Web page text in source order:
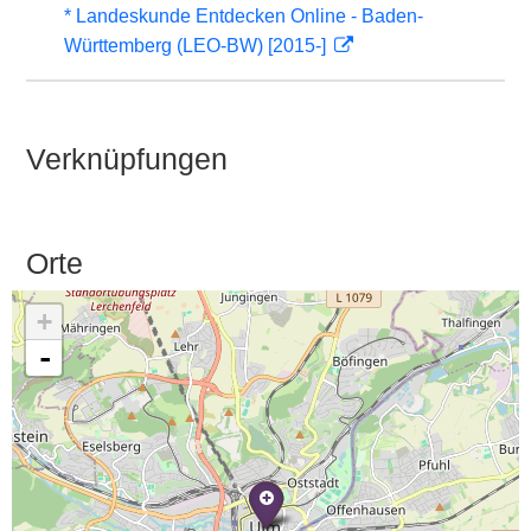
* Landeskunde Entdecken Online - Baden-
Württemberg (LEO-BW) [2015-]
Verknüpfungen
Orte
+
-